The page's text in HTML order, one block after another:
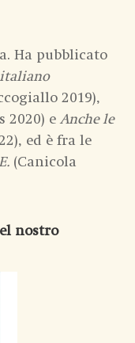
Ha pubblicato
2019),
2020) eAnche le
ed è fra le
(Canicola
nostro